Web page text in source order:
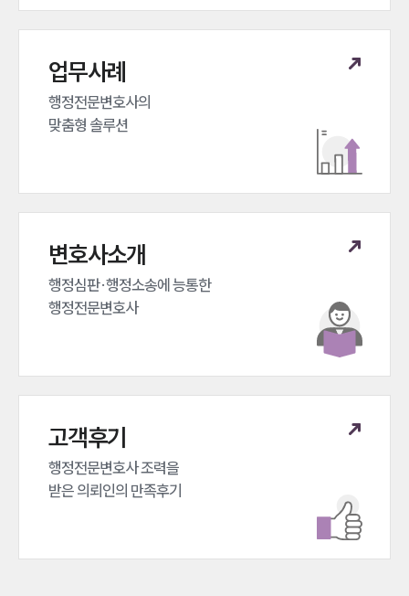
업무사례
행정전문변호사의
맞춤형 솔루션
변호사소개
행정심판·행정소송에 능통한
행정전문변호사
고객후기
행정전문변호사 조력을
받은 의뢰인의 만족후기